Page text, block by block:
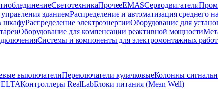
СветотехникаПрочееEMASCерводвигатели
зданиемРаспределение и автоматизация среднего
шкафуРаспределение электроэнергииОборудование для
Оборудование для компенсации реактивной мощности
Системы и компоненты для электромонтажных работ
выключателиПереключатели кулачковыеКолонны
Контроллеры RealLabБлоки питания (Mean Well)